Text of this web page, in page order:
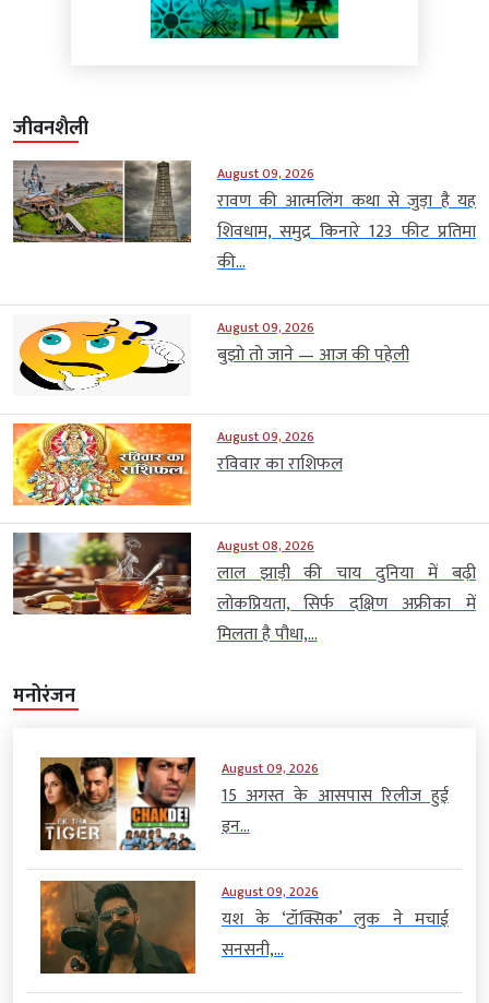
जीवनशैली
August 09, 2026
रावण की आत्मलिंग कथा से जुड़ा है यह
शिवधाम, समुद्र किनारे 123 फीट प्रतिमा
की...
August 09, 2026
बुझो तो जाने — आज की पहेली
August 09, 2026
रविवार का राशिफल
August 08, 2026
लाल झाड़ी की चाय दुनिया में बढ़ी
लोकप्रियता, सिर्फ दक्षिण अफ्रीका में
मिलता है पौधा,...
मनोरंजन
August 09, 2026
15 अगस्त के आसपास रिलीज हुई
इन...
August 09, 2026
यश के ‘टॉक्सिक’ लुक ने मचाई
सनसनी,...